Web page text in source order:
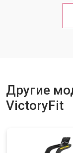
Замена блока
Другие
VictoryFit